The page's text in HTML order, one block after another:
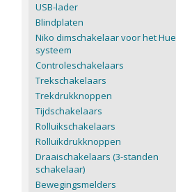
USB-lader
Blindplaten
Niko dimschakelaar voor het Hue
systeem
Controleschakelaars
Trekschakelaars
Trekdrukknoppen
Tijdschakelaars
Rolluikschakelaars
Rolluikdrukknoppen
Draaischakelaars (3-standen
schakelaar)
Bewegingsmelders